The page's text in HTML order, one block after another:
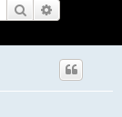
Rechercher